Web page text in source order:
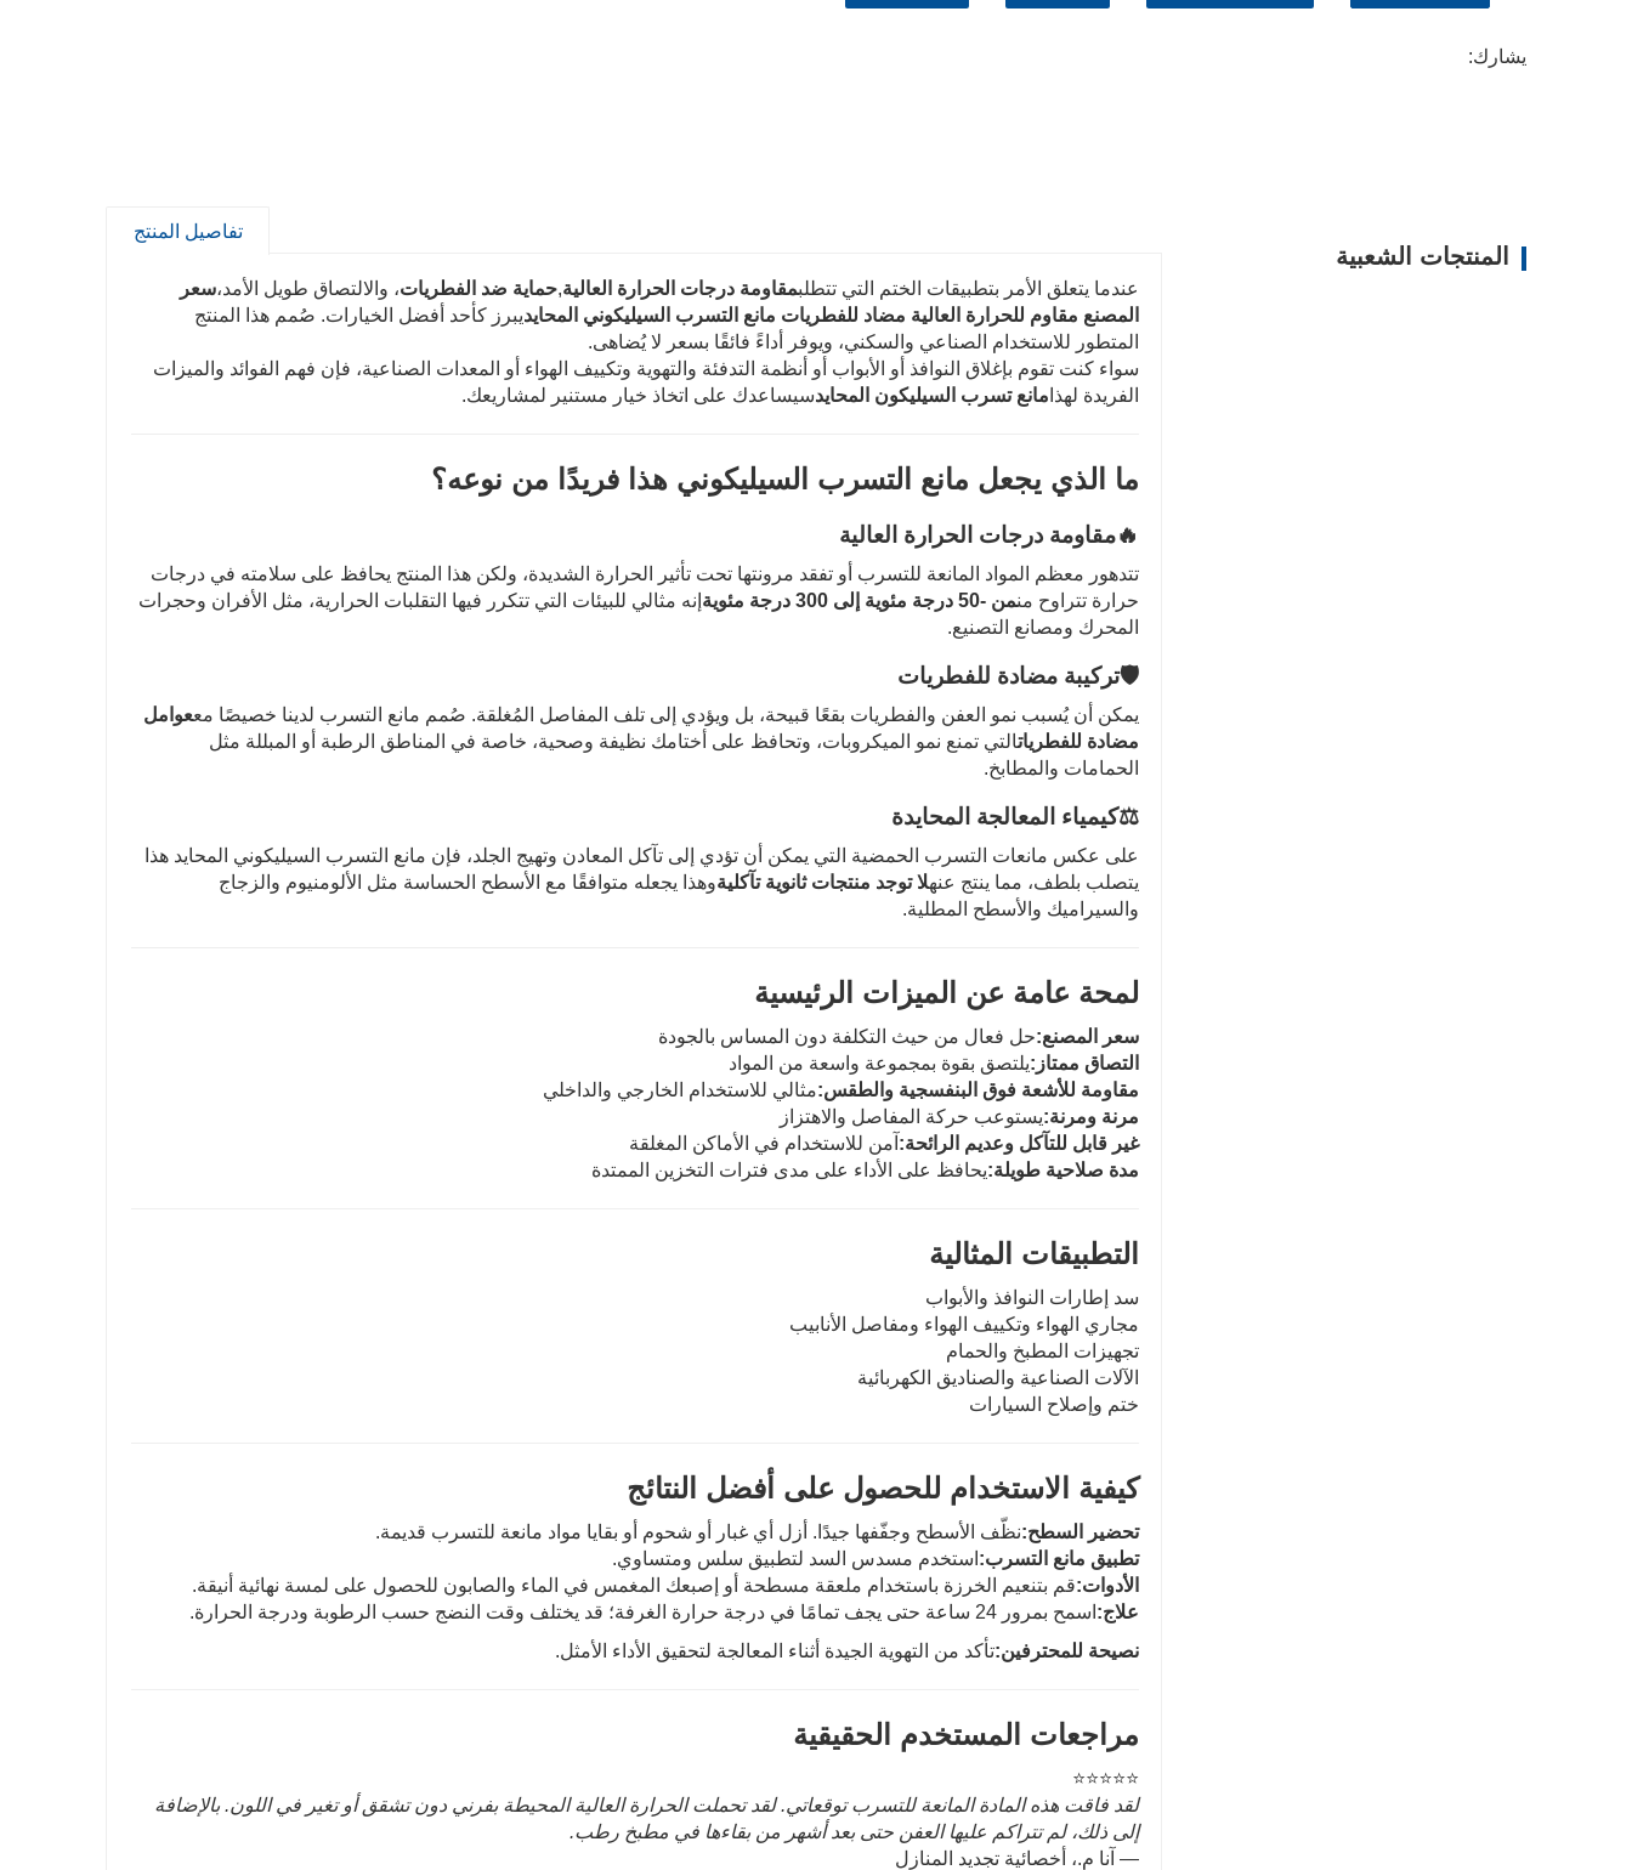
يشارك:
تفاصيل المنتج
عندما يتعلق الأمر بتطبيقات الختم التي تتطلبمقاومة درجات الحرارة العالية,حماية ضد الفطريات، والالتصاق طويل الأمد،سعر
المصنع مقاوم للحرارة العالية مضاد للفطريات مانع التسرب السيليكوني المحايديبرز كأحد أفضل الخيارات. صُمم هذا المنتج
المتطور للاستخدام الصناعي والسكني، ويوفر أداءً فائقًا بسعر لا يُضاهى.
سواء كنت تقوم بإغلاق النوافذ أو الأبواب أو أنظمة التدفئة والتهوية وتكييف الهواء أو المعدات الصناعية، فإن فهم الفوائد والميزات
الفريدة لهذا مانع تسرب السيليكون المحايدسيساعدك على اتخاذ خيار مستنير لمشاريعك.
ما الذي يجعل مانع التسرب السيليكوني هذا فريدًا من نوعه؟
🔥مقاومة درجات الحرارة العالية
تتدهور معظم المواد المانعة للتسرب أو تفقد مرونتها تحت تأثير الحرارة الشديدة، ولكن هذا المنتج يحافظ على سلامته في درجات
حرارة تتراوح منمن -50 درجة مئوية إلى 300 درجة مئوية
إنه مثالي للبيئات التي تتكرر فيها التقلبات الحرارية، مثل الأفران وحجرات
المحرك ومصانع التصنيع.
🛡️تركيبة مضادة للفطريات
يمكن أن يُسبب نمو العفن والفطريات بقعًا قبيحة، بل ويؤدي إلى تلف المفاصل المُغلقة. صُمم مانع التسرب لدينا خصيصًا مععوامل
مضادة للفطرياتالتي تمنع نمو الميكروبات، وتحافظ على أختامك نظيفة وصحية، خاصة في المناطق الرطبة أو المبللة مثل
الحمامات والمطابخ.
⚖️كيمياء المعالجة المحايدة
على عكس مانعات التسرب الحمضية التي يمكن أن تؤدي إلى تآكل المعادن وتهيج الجلد، فإن مانع التسرب السيليكوني المحايد هذا
يتصلب بلطف، مما ينتج عنهلا توجد منتجات ثانوية تآكليةوهذا يجعله متوافقًا مع الأسطح الحساسة مثل الألومنيوم والزجاج
والسيراميك والأسطح المطلية.
لمحة عامة عن الميزات الرئيسية
سعر المصنع:حل فعال من حيث التكلفة دون المساس بالجودة
التصاق ممتاز:يلتصق بقوة بمجموعة واسعة من المواد
مقاومة للأشعة فوق البنفسجية والطقس:مثالي للاستخدام الخارجي والداخلي
مرنة ومرنة:يستوعب حركة المفاصل والاهتزاز
غير قابل للتآكل وعديم الرائحة: آمن للاستخدام في الأماكن المغلقة
مدة صلاحية طويلة:يحافظ على الأداء على مدى فترات التخزين الممتدة
التطبيقات المثالية
سد إطارات النوافذ والأبواب
مجاري الهواء وتكييف الهواء ومفاصل الأنابيب
تجهيزات المطبخ والحمام
الآلات الصناعية والصناديق الكهربائية
ختم وإصلاح السيارات
كيفية الاستخدام للحصول على أفضل النتائج
تحضير السطح:نظّف الأسطح وجفّفها جيدًا. أزل أي غبار أو شحوم أو بقايا مواد مانعة للتسرب قديمة.
تطبيق مانع التسرب: استخدم مسدس السد لتطبيق سلس ومتساوي.
الأدوات:قم بتنعيم الخرزة باستخدام ملعقة مسطحة أو إصبعك المغمس في الماء والصابون للحصول على لمسة نهائية أنيقة.
علاج: اسمح بمرور 24 ساعة حتى يجف تمامًا في درجة حرارة الغرفة؛ قد يختلف وقت النضج حسب الرطوبة ودرجة الحرارة.
نصيحة للمحترفين:تأكد من التهوية الجيدة أثناء المعالجة لتحقيق الأداء الأمثل.
مراجعات المستخدم الحقيقية
⭐⭐⭐⭐⭐
لقد فاقت هذه المادة المانعة للتسرب توقعاتي. لقد تحملت الحرارة العالية المحيطة بفرني دون تشقق أو تغير في اللون. بالإضافة
إلى ذلك، لم تتراكم عليها العفن حتى بعد أشهر من بقاءها في مطبخ رطب.
— آنا م.، أخصائية تجديد المنازل
المنتجات الشعبية